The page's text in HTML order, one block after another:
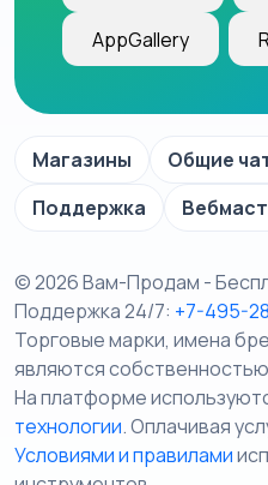
AppGallery
Магазины Общие
Поддержка
© 2026 Вам-Продам -
Поддержка 24/7: +7-495-
Торговые марки, имена
являются
На платформе
технологии. Оплачивая
Условиями и правилами